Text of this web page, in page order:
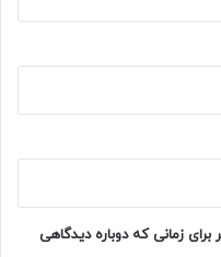
زمانی که دوباره دیدگاهی